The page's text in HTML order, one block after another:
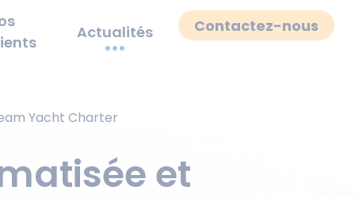
Actualités Contactez-nous
Yacht Charter
et